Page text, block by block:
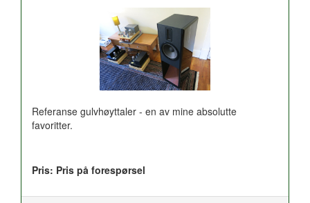
Referanse gulvhøyttaler - en av mine absolutte
favoritter.
Pris: Pris på forespørsel